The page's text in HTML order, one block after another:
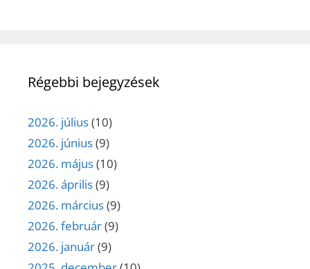
Régebbi bejegyzések
2026. július(10)
2026. június(9)
2026. május(10)
2026. április(9)
2026. március(9)
2026. február(9)
2026. január(9)